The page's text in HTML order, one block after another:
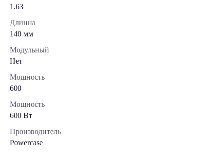
1.63
Длинна
140 мм
Модульный
Нет
Мощность
600
Мощность
600 Вт
Производитель
Powercase